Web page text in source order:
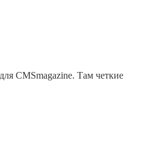
СMSmagazine. Там четкие